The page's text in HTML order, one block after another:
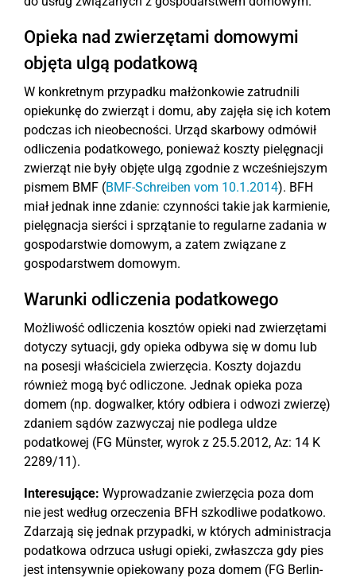
Opieka nad zwierzętami domowymi
objęta ulgą podatkową
W konkretnym przypadku małżonkowie zatrudnili
opiekunkę do zwierząt i domu, aby zajęła się ich kotem
podczas ich nieobecności. Urząd skarbowy odmówił
odliczenia podatkowego, ponieważ koszty pielęgnacji
zwierząt nie były objęte ulgą zgodnie z wcześniejszym
pismem BMF (BMF-Schreiben vom 10.1.2014). BFH
miał jednak inne zdanie: czynności takie jak karmienie,
pielęgnacja sierści i sprzątanie to regularne zadania w
gospodarstwie domowym, a zatem związane z
gospodarstwem domowym.
Warunki odliczenia podatkowego
Możliwość odliczenia kosztów opieki nad zwierzętami
dotyczy sytuacji, gdy opieka odbywa się w domu lub
na posesji właściciela zwierzęcia. Koszty dojazdu
również mogą być odliczone. Jednak opieka poza
domem (np. dogwalker, który odbiera i odwozi zwierzę)
zdaniem sądów zazwyczaj nie podlega uldze
podatkowej (FG Münster, wyrok z 25.5.2012, Az: 14 K
2289/11).
Interesujące: Wyprowadzanie zwierzęcia poza dom
nie jest według orzeczenia BFH szkodliwe podatkowo.
Zdarzają się jednak przypadki, w których administracja
podatkowa odrzuca usługi opieki, zwłaszcza gdy pies
jest intensywnie opiekowany poza domem (FG Berlin-